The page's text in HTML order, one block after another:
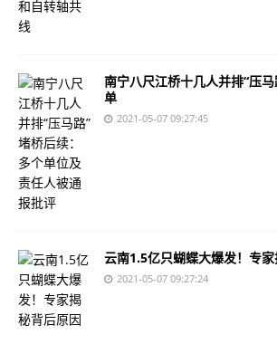
南宁八尺江桥十几人并排“压
单
2021-05-07 09:27:45
云南1.5亿只蝴蝶大爆发！专
2021-05-07 09:27:24